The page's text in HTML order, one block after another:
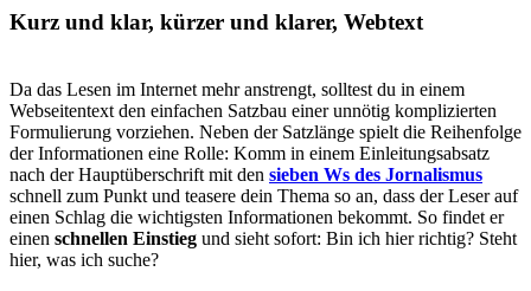
Kurz und klar, kürzer und klarer, Webtext
Da das Lesen im Internet mehr anstrengt, solltest du in einem
Webseitentext den einfachen Satzbau einer unnötig komplizierten
Formulierung vorziehen. Neben der Satzlänge spielt die Reihenfolge
der Informationen eine Rolle: Komm in einem Einleitungsabsatz
nach der Hauptüberschrift mit den sieben Ws des Jornalismus
schnell zum Punkt und teasere dein Thema so an, dass der Leser auf
einen Schlag die wichtigsten Informationen bekommt. So findet er
einen schnellen Einstieg und sieht sofort: Bin ich hier richtig? Steht
hier, was ich suche?